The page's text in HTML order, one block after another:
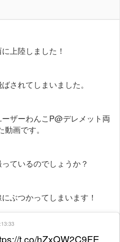
上陸しました！
されてしまいました。
ザーわんこP@デレメット両
画です。
ているのでしょうか？
ぶつかってしまいます！
t.co/hZxQW2C9FE